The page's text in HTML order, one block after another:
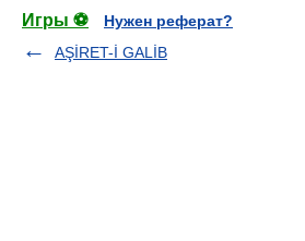
Игры ⚽
Нужен реферат?
AŞİRET-İ GALİB